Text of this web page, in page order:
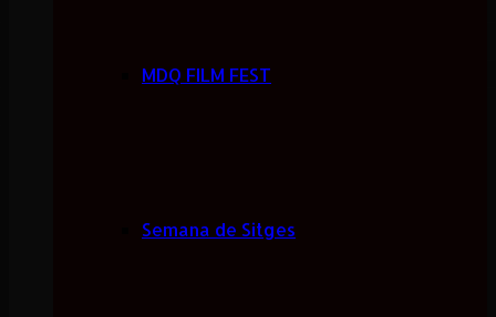
MDQ FILM FEST
Semana de Sitges